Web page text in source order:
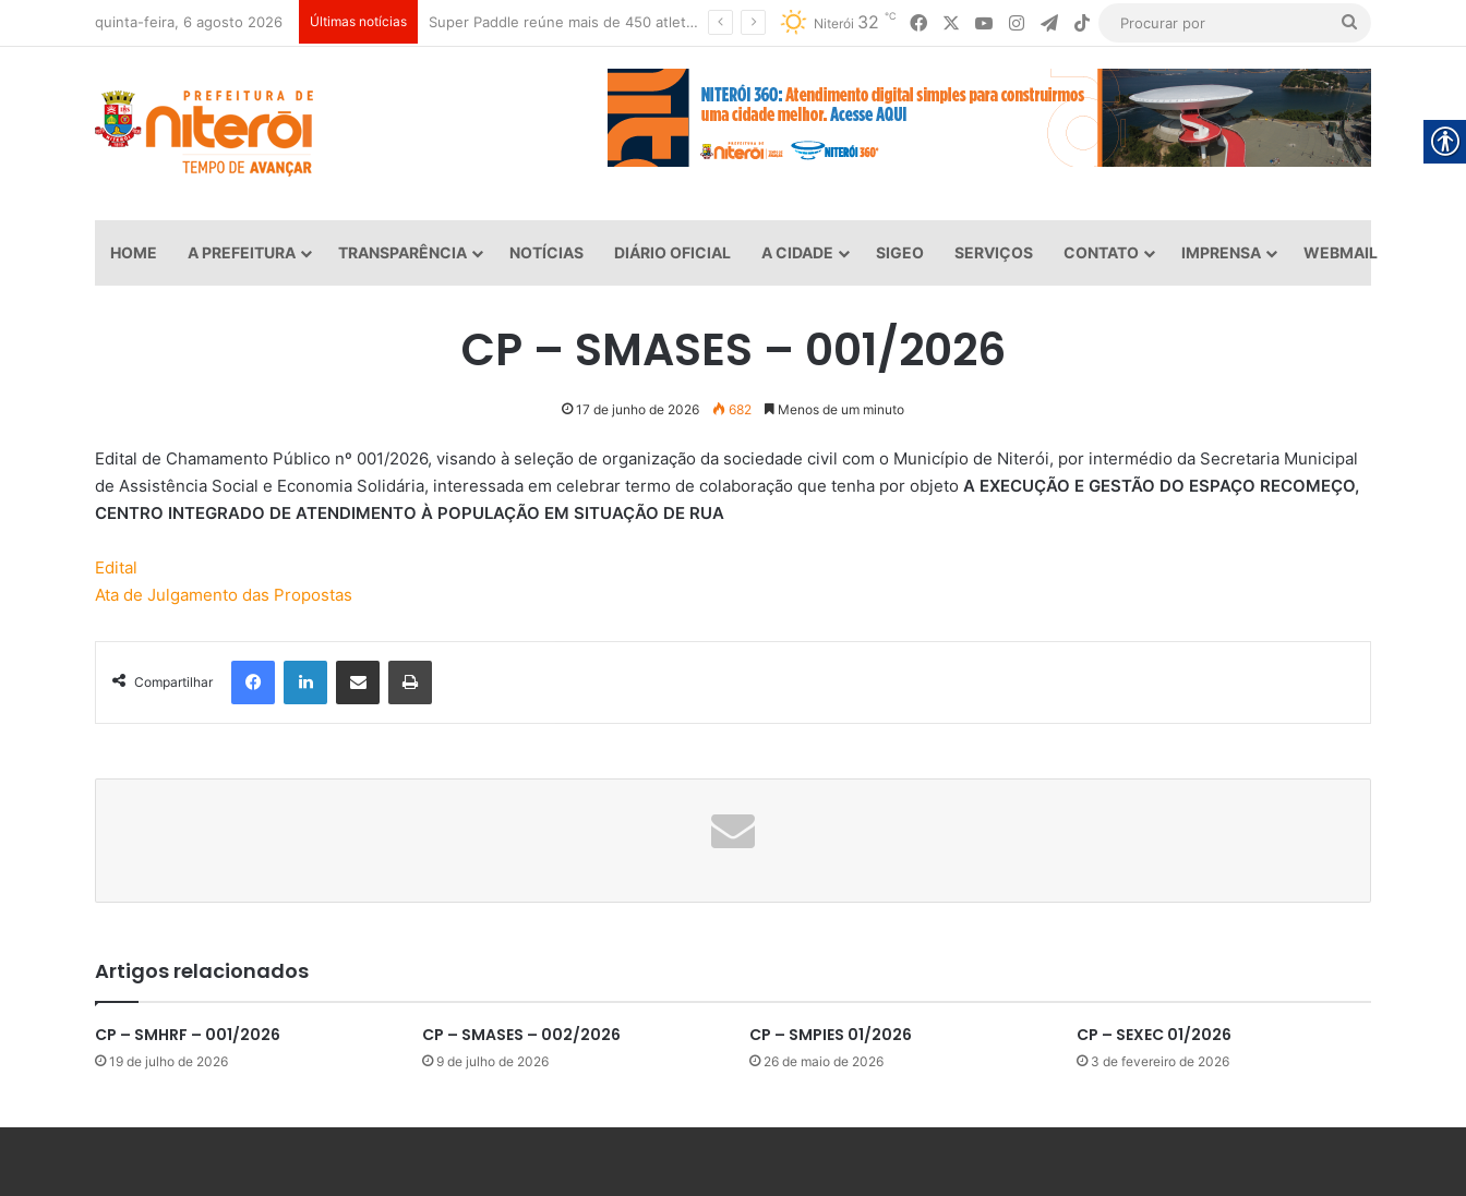
quinta-feira, 6 agosto 2026 Últimas notícias Super Paddle reúne mais de 450 atletas na Praia de São Francisco neste sábado (8) Niterói 32 ℃ FacebookYouTubeInstagramTelegram
TikTok
HOME A PREFEITURA TRANSPARÊNCIA NOTÍCIAS DIÁRIO OFICIAL A CIDADE SIGEO SERVIÇOS CONTATO IMPRENSA WEBMAIL
CP – SMASES – 001/2026
17 de junho de 2026 682 Menos de um minuto
Edital de Chamamento Público nº 001/2026, visando à seleção de organização da sociedade civil com o Município de Niterói, por intermédio da Secretaria Municipal
de Assistência Social e Economia Solidária, interessada em celebrar termo de colaboração que tenha por objeto A EXECUÇÃO E GESTÃO DO ESPAÇO RECOMEÇO,
CENTRO INTEGRADO DE ATENDIMENTO À POPULAÇÃO EM SITUAÇÃO DE RUA
Edital
Ata de Julgamento das Propostas
Compartilhar
FacebookLinkedinCompartilhar via e-mail Imprimir
Artigos relacionados
CP – SMHRF – 001/2026
19 de julho de 2026
CP – SMASES – 002/2026
9 de julho de 2026
CP – SMPIES 01/2026
26 de maio de 2026
CP – SEXEC 01/2026
3 de fevereiro de 2026